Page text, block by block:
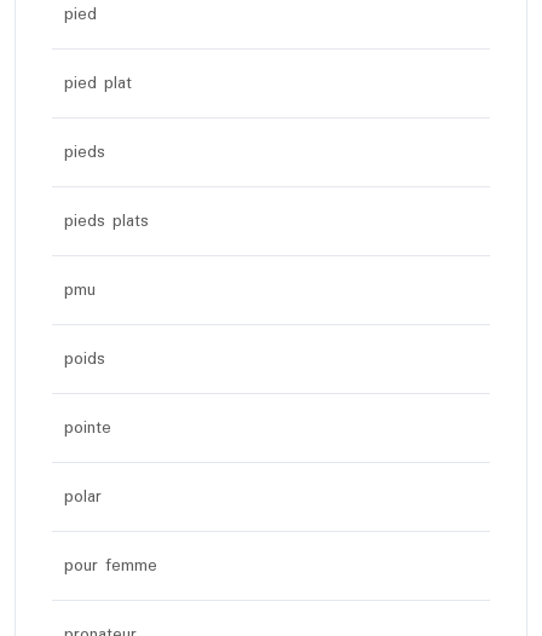
pied
pied plat
pieds
pieds plats
pmu
poids
pointe
polar
pour femme